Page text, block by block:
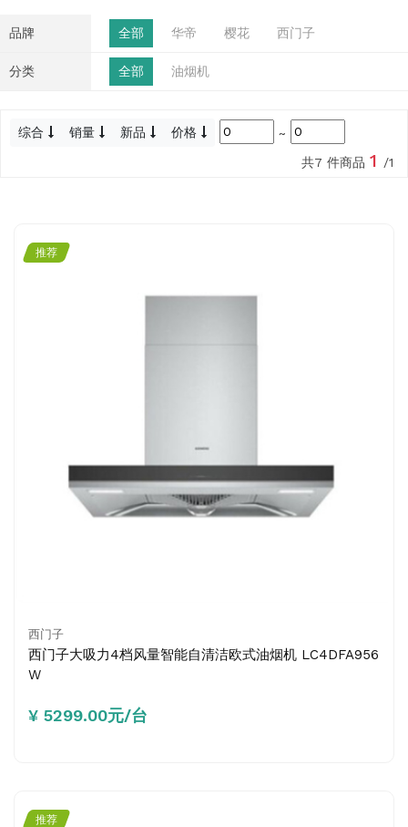
品牌 全部 华帝 樱花 西门子
分类 全部 油烟机
综合 销量 新品 价格
~
共7 件商品 1 /1
推荐
西门子
西门子大吸力4档风量智能自清洁欧式油烟机 LC4DFA956
W
¥ 5299.00元/台
推荐